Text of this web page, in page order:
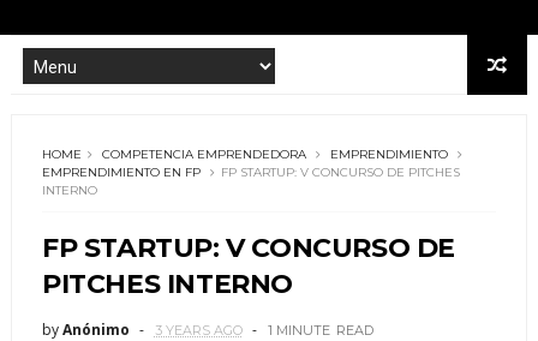
HOME COMPETENCIA EMPRENDEDORA
EMPRENDIMIENTO
EMPRENDIMIENTO EN FP
FP STARTUP: V CONCURSO DE PITCHES
INTERNO
FP STARTUP: V CONCURSO DE
PITCHES INTERNO
byAnónimo 3 YEARS AGO 1 MINUTE READ